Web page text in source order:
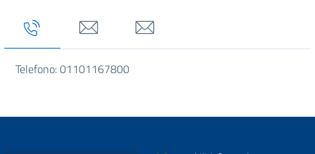
Tab titolo 1Tab titolo 3Tab titolo 4
Telefono: 01101167800